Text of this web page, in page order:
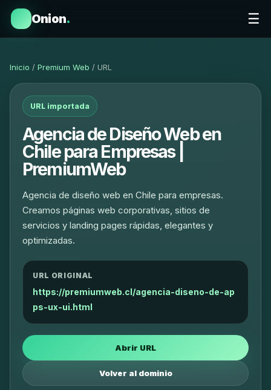
Onion. ☰
Inicio / Premium Web / URL
URL importada
Agencia de Diseño Web en
Chile para Empresas |
PremiumWeb
Agencia de diseño web en Chile para empresas.
Creamos páginas web corporativas, sitios de
servicios y landing pages rápidas, elegantes y
optimizadas.
URL ORIGINAL
https://premiumweb.cl/agencia-diseno-de-ap
ps-ux-ui.html
Abrir URL
Volver al dominio